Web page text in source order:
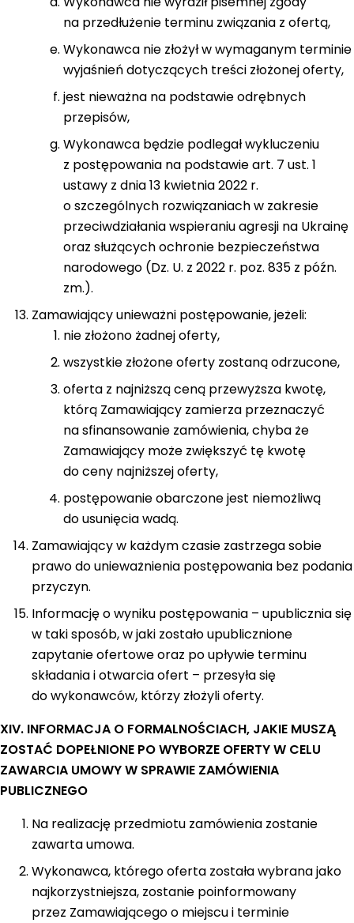
na przedłużenie terminu związania z ofertą,
Wykonawca nie złożył w wymaganym terminie
wyjaśnień dotyczących treści złożonej oferty,
jest nieważna na podstawie odrębnych
przepisów,
Wykonawca będzie podlegał wykluczeniu
z postępowania na podstawie art. 7 ust. 1
ustawy z dnia 13 kwietnia 2022 r.
o szczególnych rozwiązaniach w zakresie
przeciwdziałania wspieraniu agresji na Ukrainę
oraz służących ochronie bezpieczeństwa
narodowego (Dz. U. z 2022 r. poz. 835 z późn.
zm.).
Zamawiający unieważni postępowanie, jeżeli:
nie złożono żadnej oferty,
wszystkie złożone oferty zostaną odrzucone,
oferta z najniższą ceną przewyższa kwotę,
którą Zamawiający zamierza przeznaczyć
na sfinansowanie zamówienia, chyba że
Zamawiający może zwiększyć tę kwotę
do ceny najniższej oferty,
postępowanie obarczone jest niemożliwą
do usunięcia wadą.
Zamawiający w każdym czasie zastrzega sobie
prawo do unieważnienia postępowania bez podania
przyczyn.
Informację o wyniku postępowania – upublicznia się
w taki sposób, w jaki zostało upublicznione
zapytanie ofertowe oraz po upływie terminu
składania i otwarcia ofert – przesyła się
do wykonawców, którzy złożyli oferty.
XIV. INFORMACJA O FORMALNOŚCIACH, JAKIE MUSZĄ
ZOSTAĆ DOPEŁNIONE PO WYBORZE OFERTY W CELU
ZAWARCIA UMOWY W SPRAWIE ZAMÓWIENIA
PUBLICZNEGO
Na realizację przedmiotu zamówienia zostanie
zawarta umowa.
Wykonawca, którego oferta została wybrana jako
najkorzystniejsza, zostanie poinformowany
przez Zamawiającego o miejscu i terminie